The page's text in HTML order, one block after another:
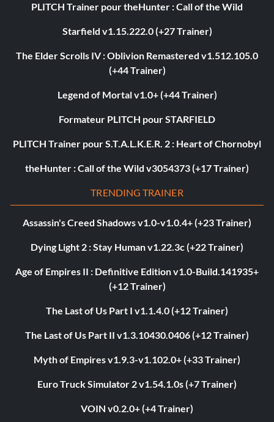
PLITCH Trainer pour theHunter : Call of the Wild
Starfield v1.15.222.0 (+27 Trainer)
The Elder Scrolls IV : Oblivion Remastered v1.512.105.0
(+44 Trainer)
Legend of Mortal v1.0+ (+44 Trainer)
Formateur PLITCH pour STARFIELD
PLITCH Trainer pour S.T.A.L.K.E.R. 2 : Heart of Chornobyl
theHunter : Call of the Wild v3054373 (+17 Trainer)
TRENDING TRAINER
Assassin's Creed Shadows v1.0-v1.0.4+ (+23 Trainer)
Dying Light 2 : Stay Human v1.22.3c (+22 Trainer)
Age of Empires II : Definitive Edition v1.0-Build.141935+
(+12 Trainer)
The Last of Us Part I v1.1.4.0 (+12 Trainer)
The Last of Us Part II v1.3.10430.0406 (+12 Trainer)
Myth of Empires v1.9.3-v1.102.0+ (+33 Trainer)
Euro Truck Simulator 2 v1.54.1.0s (+7 Trainer)
VOIN v0.2.0+ (+4 Trainer)